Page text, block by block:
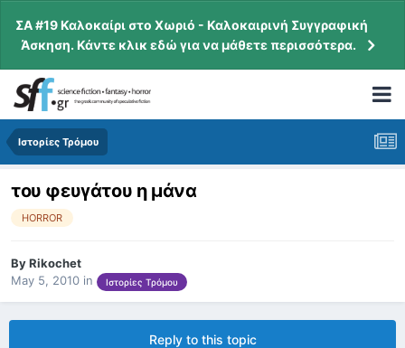
ΣΑ #19 Καλοκαίρι στο Χωριό - Καλοκαιρινή Συγγραφική
Άσκηση. Κάντε κλικ εδώ για να μάθετε περισσότερα.
Ιστορίες Τρόμου
του φευγάτου η μάνα
HORROR
ByRikochet
May 5, 2010 in Ιστορίες Τρόμου
Reply to this topic